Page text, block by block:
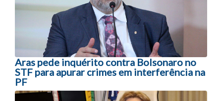
Aras pede inquérito contra Bolsonaro no
STF para apurar crimes em interferência na
PF